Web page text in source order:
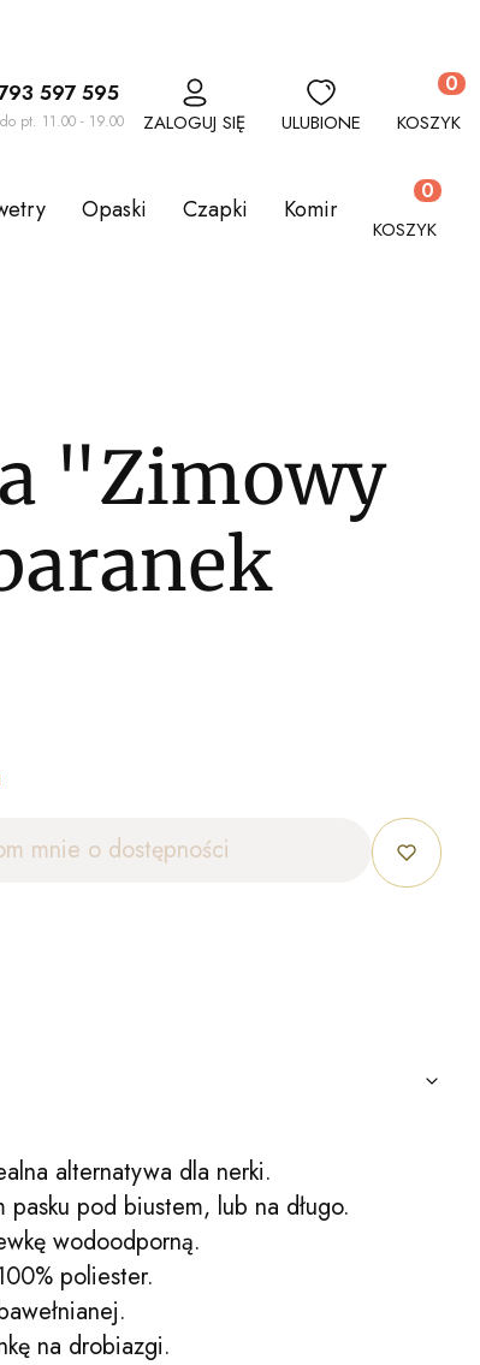
597 595
pt. 11.00 - 19.00 ZALOGUJ SIĘ ULUBIONE KOSZYK
Opaski Czapki Kominy Komplety
KOSZYK
"Zimowy
mnie o dostępności
alternatywa dla nerki.
pod biustem, lub na długo.
wodoodporną.
poliester.
na drobiazgi.